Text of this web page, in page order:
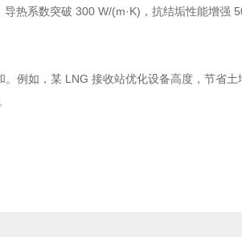
热系数突破 300 W/(m·K)，抗结垢性能增强
例如，某 LNG 接收站优化设备高度，节省